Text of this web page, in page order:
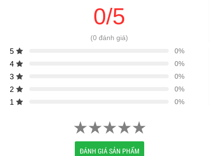
0/5
(0 đánh giá)
5 0%
4 0%
3 0%
2 0%
1 0%
ĐÁNH GIÁ SẢN PHẨM